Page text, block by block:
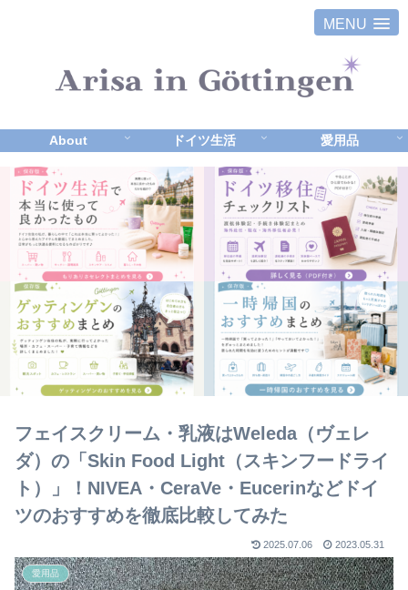
MENU
About ドイツ生活 愛用品
フェイスクリーム・乳液はWeleda（ヴェレ
ダ）の「Skin Food Light（スキンフードライ
ト）」！NIVEA・CeraVe・Eucerinなどドイ
ツのおすすめを徹底比較してみた
2025.07.06 2023.05.31
愛用品